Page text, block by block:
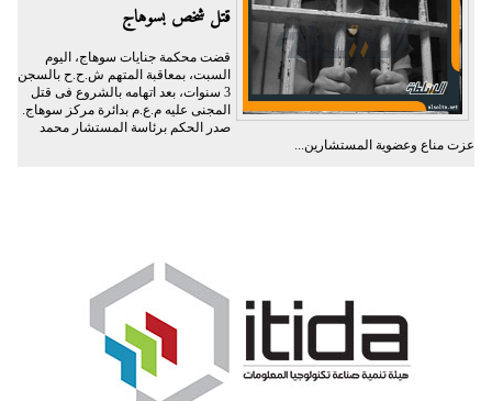
قتل شخص بسوهاج
قضت محكمة جنايات سوهاج، اليوم
السبت، بمعاقبة المتهم ش.ح.ح بالسجن
3 سنوات، بعد اتهامه بالشروع فى قتل
المجنى عليه م.ع.م بدائرة مركز سوهاج.
صدر الحكم برئاسة المستشار محمد
عزت مناع وعضوية المستشارين...